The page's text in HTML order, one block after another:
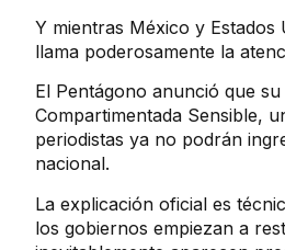
Y mientras México y
llama poderosamente la
El Pentágono anunció que
Compartimentada Sensible,
periodistas ya no podrán
nacional.
La explicación oficial es
los gobiernos empiezan a